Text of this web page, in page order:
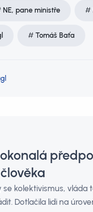
NE, pane ministře
Tomáš Baťa
se kolektivismus,
Dotlačila lidi na